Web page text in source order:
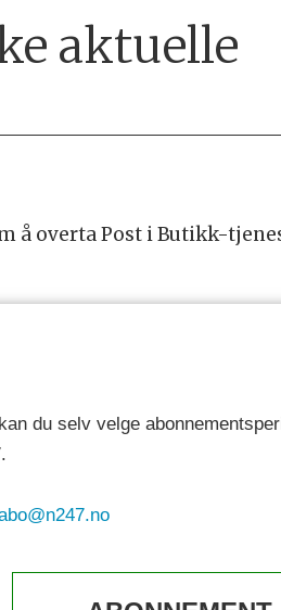
aktuelle
å overta Post i Butikk-
du selv velge